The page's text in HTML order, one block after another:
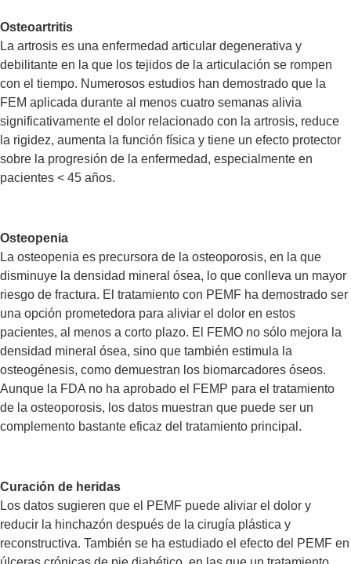
Osteoartritis
La artrosis es una enfermedad articular degenerativa y
debilitante en la que los tejidos de la articulación se rompen
con el tiempo. Numerosos estudios han demostrado que la
FEM aplicada durante al menos cuatro semanas alivia
significativamente el dolor relacionado con la artrosis, reduce
la rigidez, aumenta la función física y tiene un efecto protector
sobre la progresión de la enfermedad, especialmente en
pacientes < 45 años.
Osteopenia
La osteopenia es precursora de la osteoporosis, en la que
disminuye la densidad mineral ósea, lo que conlleva un mayor
riesgo de fractura. El tratamiento con PEMF ha demostrado ser
una opción prometedora para aliviar el dolor en estos
pacientes, al menos a corto plazo. El FEMO no sólo mejora la
densidad mineral ósea, sino que también estimula la
osteogénesis, como demuestran los biomarcadores óseos.
Aunque la FDA no ha aprobado el FEMP para el tratamiento
de la osteoporosis, los datos muestran que puede ser un
complemento bastante eficaz del tratamiento principal.
Curación de heridas
Los datos sugieren que el PEMF puede aliviar el dolor y
reducir la hinchazón después de la cirugía plástica y
reconstructiva. También se ha estudiado el efecto del PEMF en